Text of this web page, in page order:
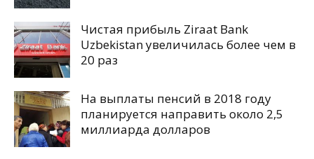
Чистая прибыль Ziraat Bank
Uzbekistan увеличилась более чем в
20 раз
На выплаты пенсий в 2018 году
планируется направить около 2,5
миллиарда долларов